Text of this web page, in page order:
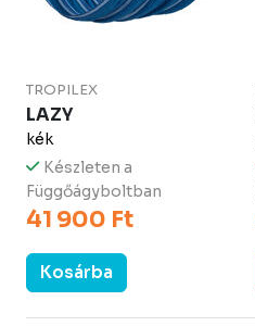
TROPILEX
LAZY
kék
Készleten a
Függőágyboltban
41 900 Ft
Kosárba